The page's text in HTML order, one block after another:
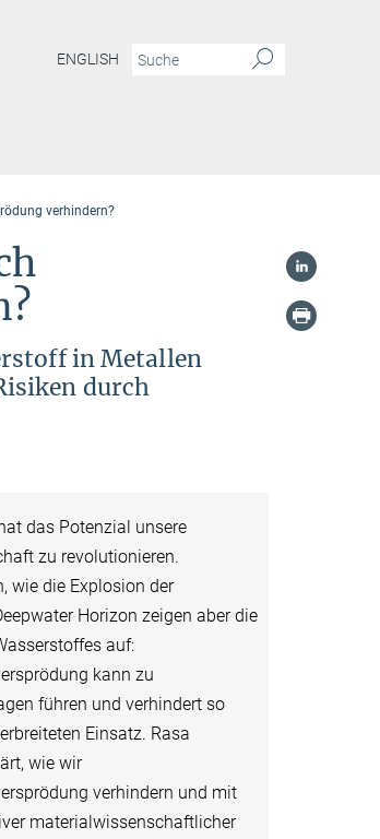
ENGLISH
verhindern?
in Metallen
durch
das Potenzial unsere
zu revolutionieren.
wie die Explosion der
Horizon zeigen aber die
auf:
kann zu
führen und verhindert so
Einsatz. Rasa
wie wir
verhindern und mit
materialwissenschaftlicher